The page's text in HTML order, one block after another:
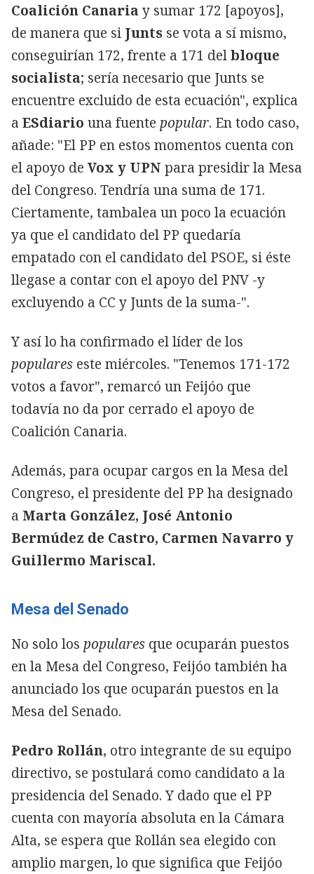
Coalición Canaria y sumar 172 [apoyos],
de manera que si Junts se vota a sí mismo,
conseguirían 172, frente a 171 delbloque
socialista; sería necesario que Junts se
encuentre excluido de esta ecuación", explica
a ESdiario una fuente popular. En todo caso,
añade: "El PP en estos momentos cuenta con
el apoyo de Vox y UPN para presidir la Mesa
del Congreso. Tendría una suma de 171.
Ciertamente, tambalea un poco la ecuación
ya que el candidato del PP quedaría
empatado con el candidato del PSOE, si éste
llegase a contar con el apoyo del PNV -y
excluyendo a CC y Junts de la suma-".
Y así lo ha confirmado el líder de los
populares este miércoles. "Tenemos 171-172
votos a favor", remarcó un Feijóo que
todavía no da por cerrado el apoyo de
Coalición Canaria.
Además, para ocupar cargos en la Mesa del
Congreso, el presidente del PP ha designado
a Marta González, José Antonio
Bermúdez de Castro, Carmen Navarro y
Guillermo Mariscal.
Mesa del Senado
No solo los populares que ocuparán puestos
en la Mesa del Congreso, Feijóo también ha
anunciado los que ocuparán puestos en la
Mesa del Senado.
Pedro Rollán, otro integrante de su equipo
directivo, se postulará como candidato a la
presidencia del Senado. Y dado que el PP
cuenta con mayoría absoluta en la Cámara
Alta, se espera que Rollán sea elegido con
amplio margen, lo que significa que Feijóo